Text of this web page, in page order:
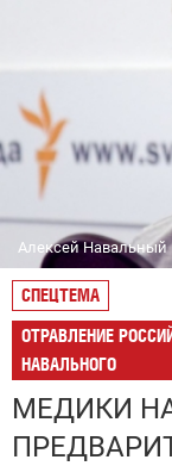
Алексей Навальный
СПЕЦТЕМА
ОТРАВЛЕНИЕ
НАВАЛЬНОГО
МЕДИКИ